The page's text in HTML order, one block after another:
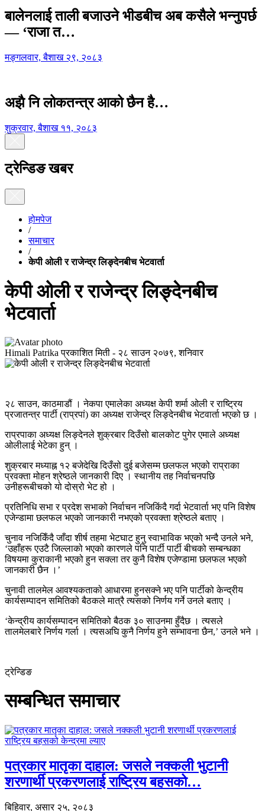
बालेनलाई ताली बजाउने भीडबीच अब कसैले भन्नुपर्छ
— ‘राजा त…
मङ्गलवार, बैशाख २९, २०८३
अझै नि लोकतन्त्र आको छैन है…
शुक्रवार, बैशाख ११, २०८३
ट्रेन्डिङ खबर
होमपेज
/
समाचार
/
केपी ओली र राजेन्द्र लिङ्देनबीच भेटवार्ता
केपी ओली र राजेन्द्र लिङ्देनबीच
भेटवार्ता
Himali Patrika प्रकाशित मिती - २८ साउन २०७९, शनिवार
२८ साउन, काठमाडौं । नेकपा एमालेका अध्यक्ष केपी शर्मा ओली र राष्ट्रिय
प्रजातन्त्र पार्टी (राप्रपां) का अध्यक्ष राजेन्द्र लिङ्देनबीच भेटवार्ता भएको छ ।
राप्रपाका अध्यक्ष लिङ्देनले शुक्रबार दिउँसो बालकोट पुगेर एमाले अध्यक्ष
ओलीलाई भेटेका हुन् ।
शुक्रबार मध्याह्न १२ बजेदेखि दिउँसो दुई बजेसम्म छलफल भएको राप्राका
प्रवक्ता मोहन श्रेष्ठले जानकारी दिए । स्थानीय तह निर्वाचनपछि
उनीहरूबीचको यो दोस्रो भेट हो ।
प्रतिनिधि सभा र प्रदेश सभाको निर्वाचन नजिकिंदै गर्दा भेटवार्ता भए पनि विशेष
एजेन्डामा छलफल भएको जानकारी नभएको प्रवक्ता श्रेष्ठले बताए ।
चुनाव नजिकिँदै जाँदा शीर्ष तहमा भेटघाट हुनु स्वाभाविक भएको भन्दै उनले भने,
‘उहाँहरू एउटै जिल्लाको भएको कारणले पनि पार्टी पार्टी बीचको सम्बन्धका
विषयमा कुराकानी भएको हुन सक्ला तर कुनै विशेष एजेण्डामा छलफल भएको
जानकारी छैन ।’
चुनावी तालमेल आवश्यकताको आधारमा हुनसक्ने भए पनि पार्टीको केन्द्रीय
कार्यसम्पादन समितिको बैठकले मात्रै त्यसको निर्णय गर्ने उनले बताए ।
‘केन्द्रीय कार्यसम्पादन समितिको बैठक ३० साउनमा हुँदैछ । त्यसले
तालमेलबारे निर्णय गर्ला । त्यसअघि कुनै निर्णय हुने सम्भावना छैन,’ उनले भने ।
ट्रेन्डिङ
सम्बन्धित समाचार
पत्रकार मातृका दाहाल: जसले नक्कली भुटानी
शरणार्थी प्रकरणलाई राष्ट्रिय बहसको…
बिहिवार, असार २५, २०८३